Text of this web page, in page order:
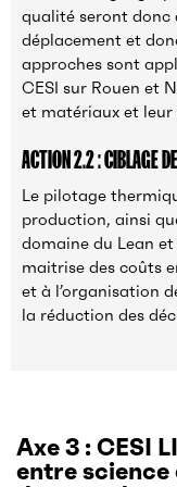
qualité seront donc
déplacement et
approches sont
CESI sur Rouen et
et matériaux et
ACTION 2.2 : CIBLAGE
Le pilotage
production, ainsi
domaine du Lean
maitrise des coûts
et à l’organisation
la réduction des
Axe 3 :CESI
entre